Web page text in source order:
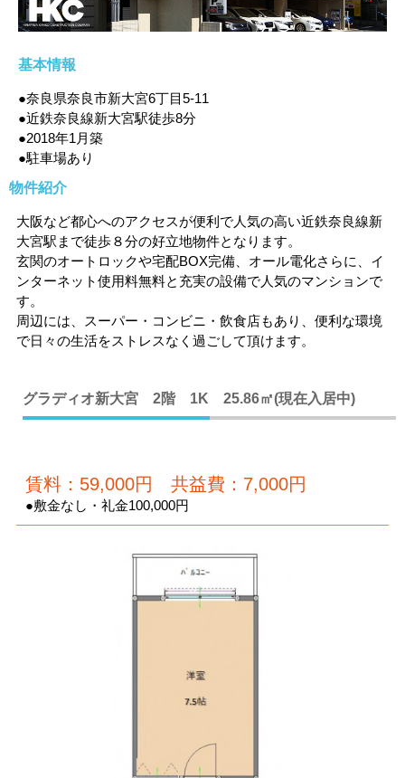
基本情報
●奈良県奈良市新大宮6丁目5-11
●近鉄奈良線新大宮駅徒歩8分
●2018年1月築
●駐車場あり
物件紹介
大阪など都心へのアクセスが便利で人気の高い近鉄奈良線新
大宮駅まで徒歩８分の好立地物件となります。
玄関のオートロックや宅配BOX完備、オール電化さらに、イ
ンターネット使用料無料と充実の設備で人気のマンションで
す。
周辺には、スーパー・コンビニ・飲食店もあり、便利な環境
で日々の生活をストレスなく過ごして頂けます。
グラディオ新大宮 2階 1K 25.86㎡(現在入居中)
賃料：59,000円 共益費：7,000円
●敷金なし・礼金100,000円